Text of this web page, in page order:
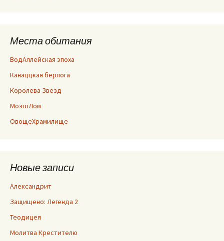
Места обитания
ВодАллейская эпоха
Канаццкая берлога
Королева Звезд
МозгоЛом
ОвощеХрамилище
Новые записи
Александрит
Защищено: Легенда 2
Теодицея
Молитва Крестителю